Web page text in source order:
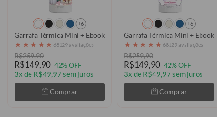
+6
Garrafa Térmica Mini + Ebook - Patrulha Canina - Skye e Everest -
★ ★ ★ ★ ★ 68129 avaliações
R$259,90
R$149,90 42% OFF
3x de R$49,97 sem juros
Comprar
+6
Garrafa Térmica Mini +
★ ★ ★ ★ ★ 68129 avaliações
R$259,90
R$149,90 42% OFF
3x de R$49,97 sem juros
Comprar